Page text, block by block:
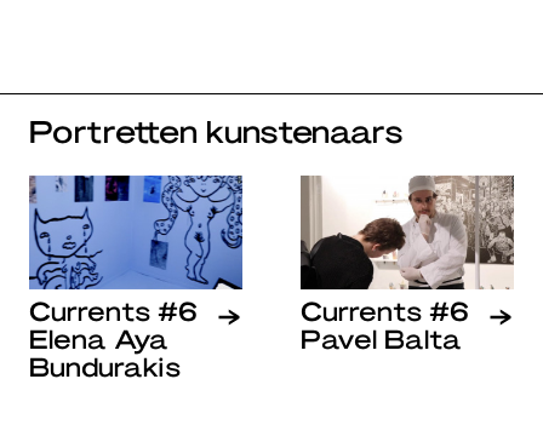
Portretten kunstenaars
Currents #6
Elena Aya
Bundurakis
Currents #6
Pavel Balta